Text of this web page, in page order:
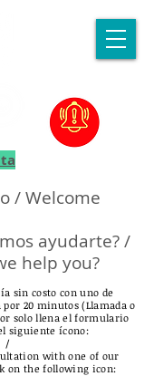
/ Welcome
ayudarte? /
help you?
sin costo con uno de
20 minutos (Llamada o
solo llena el formulario
siguiente ícono:
/
with one of our
on the following icon: